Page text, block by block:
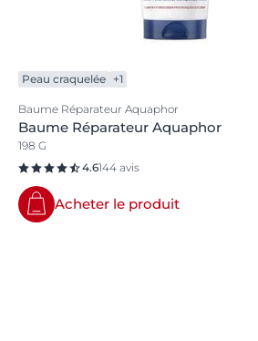
Peau craquelée +1
Baume Réparateur Aquaphor
Baume Réparateur Aquaphor
198 G
4.6144 avis
Acheter le produit